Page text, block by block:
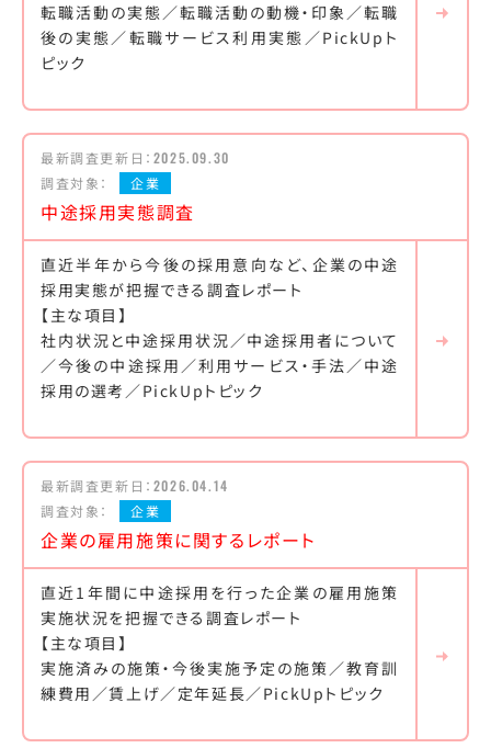
転職活動の実態／転職活動の動機・印象／転職
後の実態／転職サービス利用実態／PickUpト
ピック
最新調査更新日： 2025.09.30
調査対象：
企業
中途採用実態調査
直近半年から今後の採用意向など、企業の中途
採用実態が把握できる調査レポート
【主な項目】
社内状況と中途採用状況／中途採用者について
／今後の中途採用／利用サービス・手法／中途
採用の選考／PickUpトピック
最新調査更新日： 2026.04.14
調査対象：
企業
企業の雇用施策に関するレポート
直近1年間に中途採用を行った企業の雇用施策
実施状況を把握できる調査レポート
【主な項目】
実施済みの施策・今後実施予定の施策／教育訓
練費用／賃上げ／定年延長／PickUpトピック